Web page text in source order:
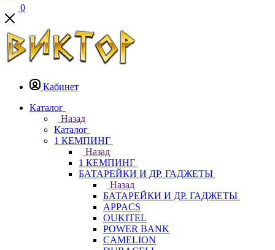
0
Кабинет
Каталог
Назад
Каталог
1 КЕМПИНГ
Назад
1 КЕМПИНГ
БАТАРЕЙКИ И ДР. ГАДЖЕТЫ
Назад
БАТАРЕЙКИ И ДР. ГАДЖЕТЫ
APPACS
OUKITEL
POWER BANK
CAMELION